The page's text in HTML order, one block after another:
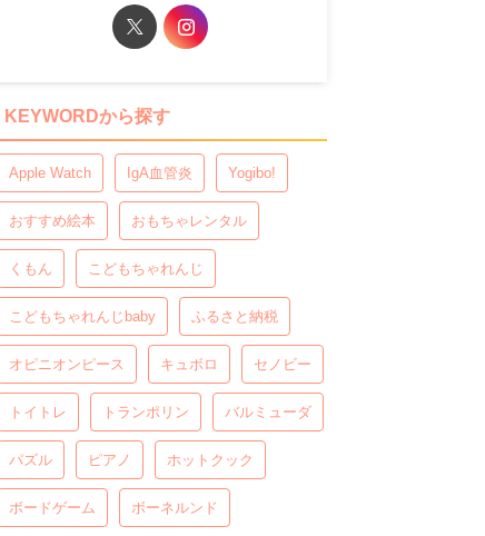
KEYWORDから探す
Apple Watch IgA血管炎 Yogibo!
おすすめ絵本 おもちゃレンタル
くもん こどもちゃれんじ
こどもちゃれんじbaby ふるさと納税
オピニオンピース キュボロ セノビー
トイトレ トランポリン バルミューダ
パズル ピアノ ホットクック
ボードゲーム ボーネルンド